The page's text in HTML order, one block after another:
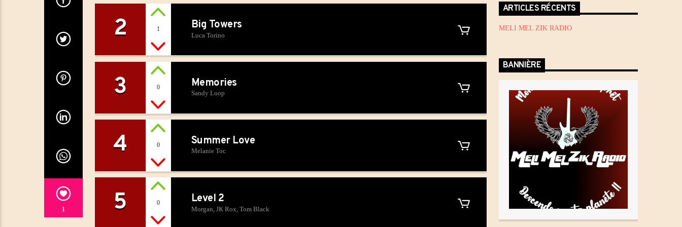
1
2 1 Big Towers
Luca Torino
3 0 Memories
Sandy Loop
4 0 Summer Love
Melanie Toc
5 0 Level 2
Morgan, JK Rox, Tom Black
ARTICLES RÉCENTS
MELI MEL ZIK RADIO
BANNIÈRE